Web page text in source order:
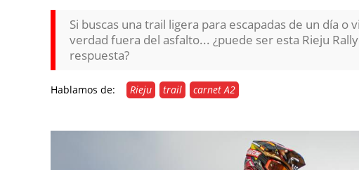
Si buscas una trail ligera para escapadas de un día o
verdad fuera del asfalto... ¿puede ser esta Rieju
respuesta?
Hablamos de: Rieju trail carnet A2